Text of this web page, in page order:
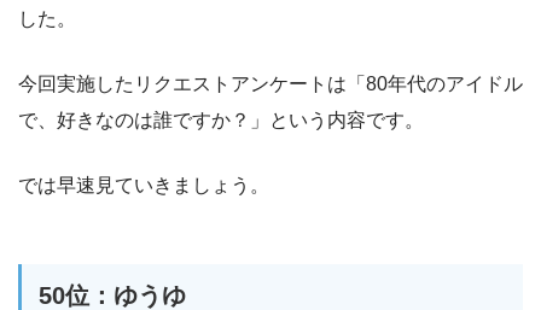
した。
今回実施したリクエストアンケートは「80年代のアイドル
で、好きなのは誰ですか？」という内容です。
では早速見ていきましょう。
50位：ゆうゆ